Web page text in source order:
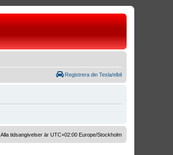
Registrera din Tesla/elbil
Alla tidsangivelser är UTC+02:00 Europe/Stockholm